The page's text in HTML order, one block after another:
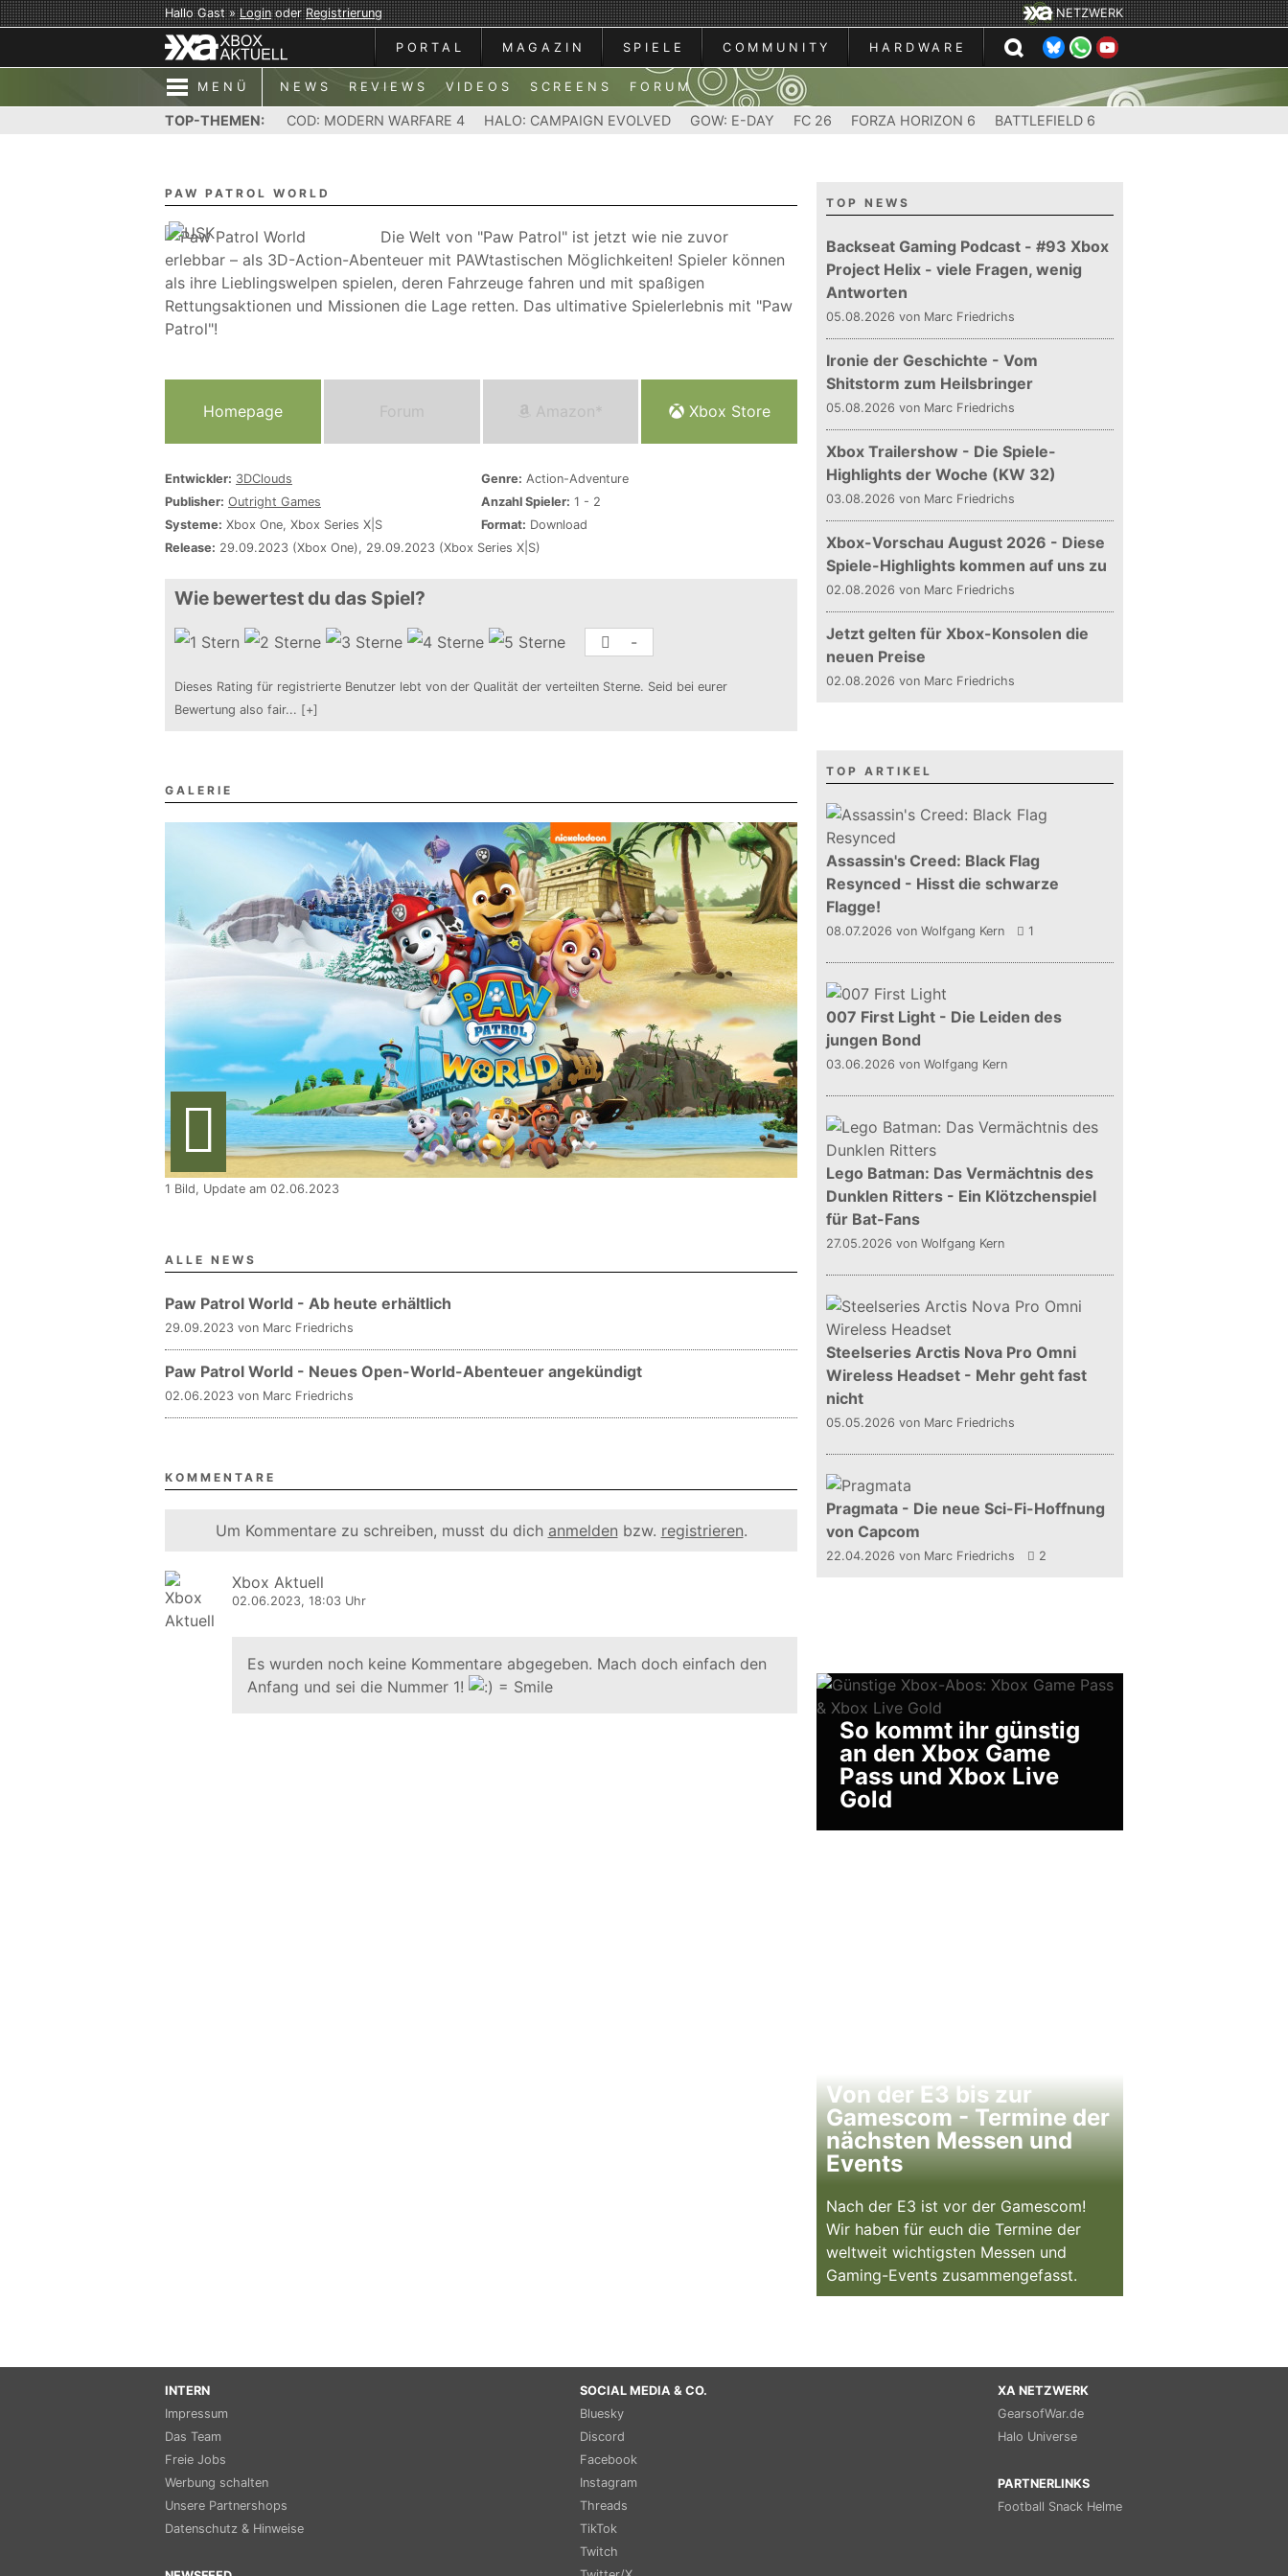
Hallo Gast »LoginoderRegistrierung NETZWERK
PORTAL MAGAZIN SPIELE COMMUNITY HARDWARE
MENÜ NEWS REVIEWS VIDEOS SCREENS FORUM
TOP-THEMEN: COD: MODERN WARFARE 4 HALO: CAMPAIGN EVOLVED GOW: E-DAY FC 26 FORZA HORIZON 6 BATTLEFIELD 6
PAW PATROL WORLD
Die Welt von "Paw Patrol" ist jetzt wie nie zuvor
erlebbar – als 3D-Action-Abenteuer mit PAWtastischen Möglichkeiten! Spieler können
als ihre Lieblingswelpen spielen, deren Fahrzeuge fahren und mit spaßigen
Rettungsaktionen und Missionen die Lage retten. Das ultimative Spielerlebnis mit "Paw
Patrol"!
Homepage Forum Amazon* Xbox Store
Entwickler: 3DClouds
Publisher: Outright Games
Systeme: Xbox One, Xbox Series X|S
Genre: Action-Adventure
Anzahl Spieler: 1 - 2
Format: Download
Release: 29.09.2023 (Xbox One), 29.09.2023 (Xbox Series X|S)
Wie bewertest du das Spiel?
-
Dieses Rating für registrierte Benutzer lebt von der Qualität der verteilten Sterne. Seid bei eurer
Bewertung also fair... [+]
GALERIE
1 Bild, Update am 02.06.2023
ALLE NEWS
Paw Patrol World - Ab heute erhältlich
29.09.2023 von Marc Friedrichs
Paw Patrol World - Neues Open-World-Abenteuer angekündigt
02.06.2023 von Marc Friedrichs
KOMMENTARE
Um Kommentare zu schreiben, musst du dich anmelden bzw. registrieren.
Xbox Aktuell
02.06.2023, 18:03 Uhr
Es wurden noch keine Kommentare abgegeben. Mach doch einfach den
Anfang und sei die Nummer 1!
TOP NEWS
Backseat Gaming Podcast - #93 Xbox
Project Helix - viele Fragen, wenig
Antworten
05.08.2026 von Marc Friedrichs
Ironie der Geschichte - Vom
Shitstorm zum Heilsbringer
05.08.2026 von Marc Friedrichs
Xbox Trailershow - Die Spiele-
Highlights der Woche (KW 32)
03.08.2026 von Marc Friedrichs
Xbox-Vorschau August 2026 - Diese
Spiele-Highlights kommen auf uns zu
02.08.2026 von Marc Friedrichs
Jetzt gelten für Xbox-Konsolen die
neuen Preise
02.08.2026 von Marc Friedrichs
TOP ARTIKEL
Assassin's Creed: Black Flag
Resynced - Hisst die schwarze
Flagge!
08.07.2026 von Wolfgang Kern 1
007 First Light - Die Leiden des
jungen Bond
03.06.2026 von Wolfgang Kern
Lego Batman: Das Vermächtnis des
Dunklen Ritters - Ein Klötzchenspiel
für Bat-Fans
27.05.2026 von Wolfgang Kern
Steelseries Arctis Nova Pro Omni
Wireless Headset - Mehr geht fast
nicht
05.05.2026 von Marc Friedrichs
Pragmata - Die neue Sci-Fi-Hoffnung
von Capcom
22.04.2026 von Marc Friedrichs 2
So kommt ihr günstig
an den Xbox Game
Pass und Xbox Live
Gold
Von der E3 bis zur
Gamescom - Termine der
nächsten Messen und
Events
Nach der E3 ist vor der Gamescom!
Wir haben für euch die Termine der
weltweit wichtigsten Messen und
Gaming-Events zusammengefasst.
INTERN
Impressum
Das Team
Freie Jobs
Werbung schalten
Unsere Partnershops
Datenschutz & Hinweise
SOCIAL MEDIA & CO.
Bluesky
Discord
Facebook
Instagram
Threads
TikTok
Twitch
XA NETZWERK
GearsofWar.de
Halo Universe
PARTNERLINKS
Football Snack Helme